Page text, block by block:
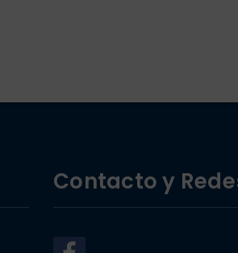
Contacto y